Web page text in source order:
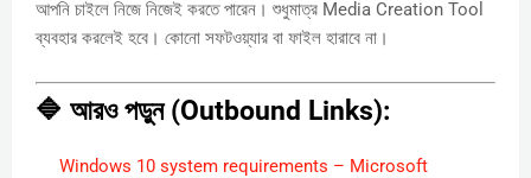
আপনি চাইলে নিজে নিজেই করতে পারেন। শুধুমাত্র Media Creation Tool
ব্যবহার করলেই হবে। কোনো সফটওয়্যার বা ফাইল হারাবে না।
🔷 আরও পড়ুন (Outbound Links):
Windows 10 system requirements – Microsoft